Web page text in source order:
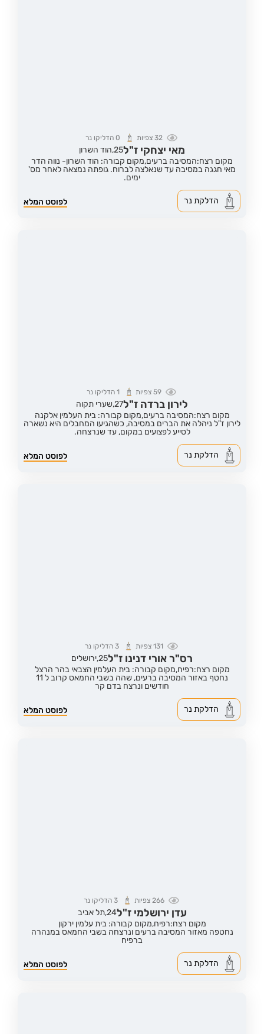
32 צפיות 0הדליקו נר
מאי יצחקי ז"ל25, הוד השרון
מקום רצח:המסיבה ברעים,מקום קבורה: הוד השרון- נווה הדר
מאי חגגה במסיבה עד שנאלצה לברוח. גופתה נמצאה לאחר מס'
ימים.
לפוסט המלא הדלקת נר
59צפיות 1 הדליקו נר
לירון ברדה ז"ל27, שערי תקוה
מקום רצח:המסיבה ברעים,מקום קבורה: בית העלמין אלקנה
לירון ז"ל ניהלה את הברים במסיבה, כשהגיעו המחבלים היא נשארה
לסייע לפצועים במקום, עד שנרצחה.
לפוסט המלא הדלקת נר
131 צפיות 3הדליקו נר
רס"ר אורי דנינו ז"ל25,ירושלים
מקום רצח:רפיח,מקום קבורה: בית העלמין הצבאי בהר הרצל
נחטף באזור המסיבה ברעים, שהה בשבי החמאס קרוב ל 11
חודשים ונרצח בדם קר
לפוסט המלא הדלקת נר
266 צפיות 3הדליקו נר
עדן ירושלמי ז"ל24,תל אביב
מקום רצח:רפיח,מקום קבורה: בית עלמין ירקון
נחטפה מאזור המסיבה ברעים ונרצחה בשבי החמאס במנהרה
ברפיח
לפוסט המלא הדלקת נר